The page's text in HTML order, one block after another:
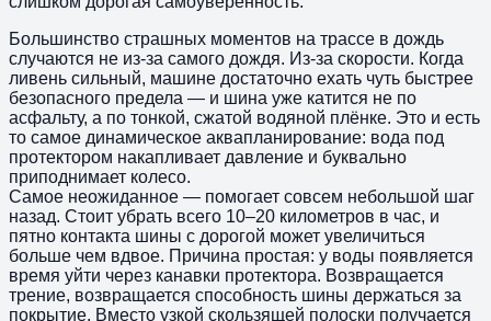
Большинство страшных моментов на трассе в дождь
случаются не из-за самого дождя. Из-за скорости. Когда
ливень сильный, машине достаточно ехать чуть быстрее
безопасного предела — и шина уже катится не по
асфальту, а по тонкой, сжатой водяной плёнке. Это и есть
то самое динамическое аквапланирование: вода под
протектором накапливает давление и буквально
приподнимает колесо.
Самое неожиданное — помогает совсем небольшой шаг
назад. Стоит убрать всего 10–20 километров в час, и
пятно контакта шины с дорогой может увеличиться
больше чем вдвое. Причина простая: у воды появляется
время уйти через канавки протектора. Возвращается
трение, возвращается способность шины держаться за
покрытие. Вместо узкой скользящей полоски получается